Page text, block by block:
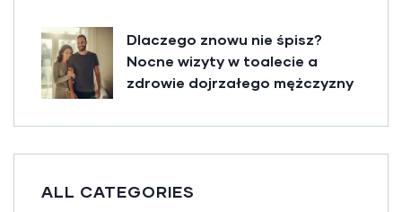
Dlaczego znowu nie śpisz?
Nocne wizyty w toalecie a
zdrowie dojrzałego mężczyzny
ALL CATEGORIES